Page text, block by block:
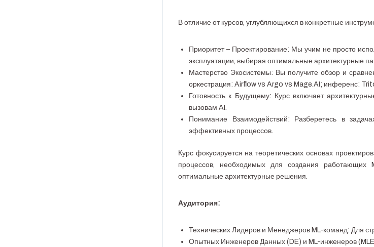
В отличие от курсов, углубляющихся в конкретные
Приоритет – Проектирование: Мы учим не просто
эксплуатации, выбирая оптимальные архитектурные
Мастерство Экосистемы: Вы получите обзор и
оркестрация: Airflow vs Argo vs Mage.AI; инференс:
Готовность к Будущему: Курс включает
вызовам AI.
Понимание Взаимодействий: Разберетесь в
эффективных процессов.
Курс фокусируется на теоретических основах
процессов, необходимых для создания работающих
оптимальные архитектурные решения.
Аудитория:
Технических Лидеров и Менеджеров ML-команд: Для
Опытных Инженеров Данных (DE) и ML-инженеров